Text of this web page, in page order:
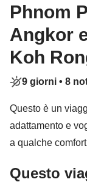
Phnom
Angkor
Koh
9 giorni • 8
Questo è un
adattamento e
a qualche
Questo